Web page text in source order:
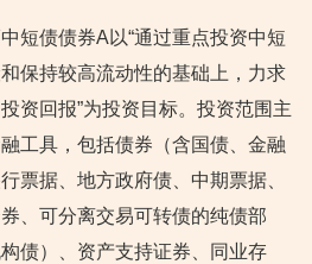
短债债券A以“通过重点投资中短
保持较高流动性的基础上，力求
资回报”为投资目标。投资范围主
工具，包括债券（含国债、金融
票据、地方政府债、中期票据、
、可分离交易可转债的纯债部
债）、资产支持证券、同业存